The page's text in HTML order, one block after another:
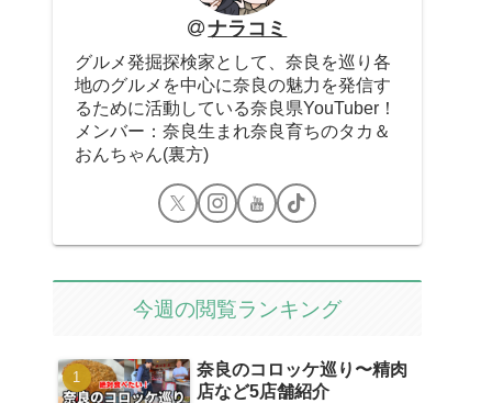
ナラコミ
グルメ発掘探検家として、奈良を巡り各
地のグルメを中心に奈良の魅力を発信す
るために活動している奈良県YouTuber！
メンバー：奈良生まれ奈良育ちのタカ＆
おんちゃん(裏方)
今週の閲覧ランキング
奈良のコロッケ巡り〜精肉
店など5店舗紹介